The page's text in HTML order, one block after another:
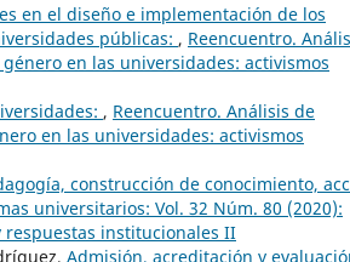
en el diseño e implementación de los
públicas: , Reencuentro.
en las universidades: activismos
, Reencuentro. Análisis de
en las universidades: activismos
construcción de conocimiento,
universitarios: Vol. 32 Núm. 80 (2020):
respuestas institucionales II
Admisión, acreditación y